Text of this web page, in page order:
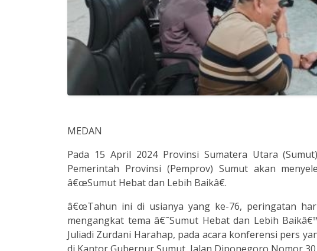
MEDAN
Pada 15 April 2024 Provinsi Sumatera Utara
Pemerintah Provinsi (Pemprov) Sumut akan
â€œSumut Hebat dan Lebih Baikâ€.
â€œTahun ini di usianya yang ke-76, peringatan
mengangkat tema â€˜Sumut Hebat dan Lebih
Juliadi Zurdani Harahap, pada acara konferensi pers